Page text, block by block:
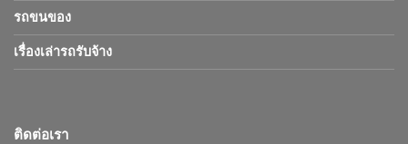
รถขนของ
เรื่องเล่ารถรับจ้าง
ติดต่อเรา